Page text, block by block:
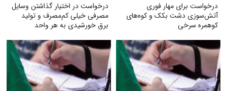
درخواست برای مهار فوری
آتش‌سوزی دشت بکک و کوه‌های
کوهمره‌ سرخی
درخواست در اختیار گذاشتن وسایل
مصرفی خیلی کم‌مصرف و تولید
برق خورشیدی به هر واحد